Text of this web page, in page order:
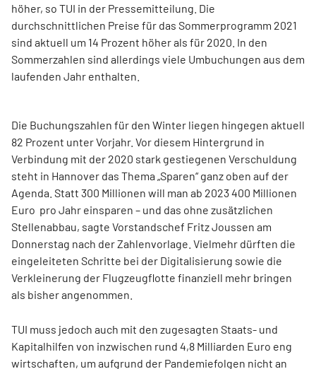
höher, so TUI in der Pressemitteilung. Die
durchschnittlichen Preise für das Sommerprogramm 2021
sind aktuell um 14 Prozent höher als für 2020. In den
Sommerzahlen sind allerdings viele Umbuchungen aus dem
laufenden Jahr enthalten.
Die Buchungszahlen für den Winter liegen hingegen aktuell
82 Prozent unter Vorjahr. Vor diesem Hintergrund in
Verbindung mit der 2020 stark gestiegenen Verschuldung
steht in Hannover das Thema „Sparen“ ganz oben auf der
Agenda. Statt 300 Millionen will man ab 2023 400 Millionen
Euro pro Jahr einsparen – und das ohne zusätzlichen
Stellenabbau, sagte Vorstandschef Fritz Joussen am
Donnerstag nach der Zahlenvorlage. Vielmehr dürften die
eingeleiteten Schritte bei der Digitalisierung sowie die
Verkleinerung der Flugzeugflotte finanziell mehr bringen
als bisher angenommen.
TUI muss jedoch auch mit den zugesagten Staats- und
Kapitalhilfen von inzwischen rund 4,8 Milliarden Euro eng
wirtschaften, um aufgrund der Pandemiefolgen nicht an